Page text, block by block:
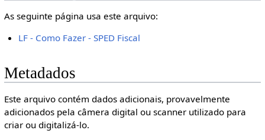
As seguinte página usa este arquivo:
LF - Como Fazer - SPED Fiscal
Metadados
Este arquivo contém dados adicionais, provavelmente
adicionados pela câmera digital ou scanner utilizado para
criar ou digitalizá-lo.